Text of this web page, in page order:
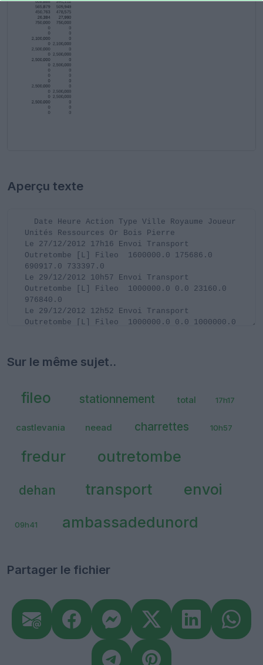
Aperçu texte
Sur le même sujet..
fileo stationnement total 17h17
castlevania neead charrettes 10h57
fredur outretombe
dehan transport envoi
09h41 ambassadedunord
Partager le fichier